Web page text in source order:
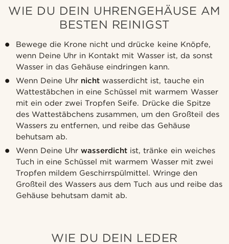
WIE DU DEIN UHRENGEHÄUSE AM
BESTEN REINIGST
Bewege die Krone nicht und drücke keine Knöpfe,
wenn Deine Uhr in Kontakt mit Wasser ist, da sonst
Wasser in das Gehäuse eindringen kann.
Wenn Deine Uhr nicht wasserdicht ist, tauche ein
Wattestäbchen in eine Schüssel mit warmem Wasser
mit ein oder zwei Tropfen Seife. Drücke die Spitze
des Wattestäbchens zusammen, um den Großteil des
Wassers zu entfernen, und reibe das Gehäuse
behutsam ab.
Wenn Deine Uhrwasserdicht ist, tränke ein weiches
Tuch in eine Schüssel mit warmem Wasser mit zwei
Tropfen mildem Geschirrspülmittel. Wringe den
Großteil des Wassers aus dem Tuch aus und reibe das
Gehäuse behutsam damit ab.
WIE DU DEIN LEDER